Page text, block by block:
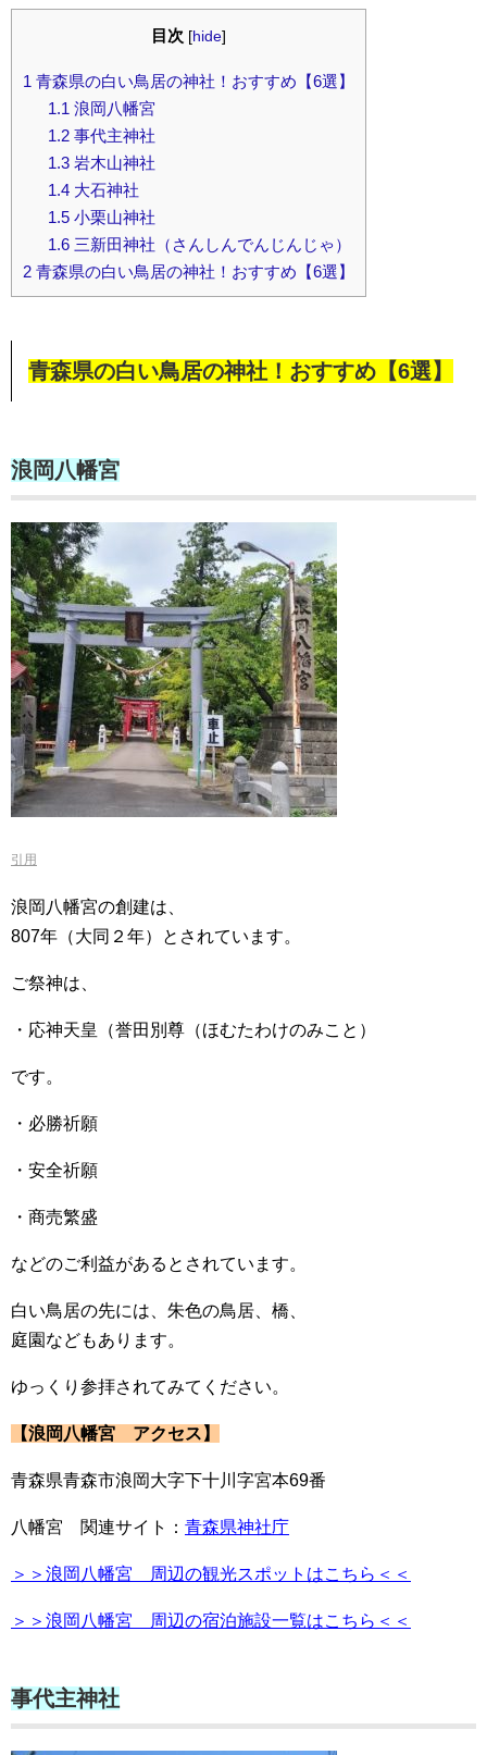
目次 [hide]
1 青森県の白い鳥居の神社！おすすめ【6選】
1.1 浪岡八幡宮
1.2事代主神社
1.3岩木山神社
1.4大石神社
1.5小栗山神社
1.6三新田神社（さんしんでんじんじゃ）
2 青森県の白い鳥居の神社！おすすめ【6選】
青森県の白い鳥居の神社！おすすめ【6選】
浪岡八幡宮
引用
浪岡八幡宮の創建は、
807年（大同２年）とされています。
ご祭神は、
・応神天皇（誉田別尊（ほむたわけのみこと）
です。
・必勝祈願
・安全祈願
・商売繁盛
などのご利益があるとされています。
白い鳥居の先には、朱色の鳥居、橋、
庭園などもあります。
ゆっくり参拝されてみてください。
【浪岡八幡宮 アクセス】
青森県青森市浪岡大字下十川字宮本69番
八幡宮 関連サイト： 青森県神社庁
＞＞浪岡八幡宮 周辺の観光スポットはこちら＜＜
＞＞浪岡八幡宮 周辺の宿泊施設一覧はこちら＜＜
事代主神社